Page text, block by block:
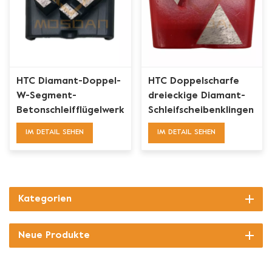
HTC Diamant-Doppel-
W-Segment-
Betonschleifflügelwerkzeuge
IM DETAIL SEHEN
HTC Doppelscharfe
dreieckige Diamant-
Schleifscheibenklingen
zum Entfernen von
IM DETAIL SEHEN
Kategorien
Neue Produkte